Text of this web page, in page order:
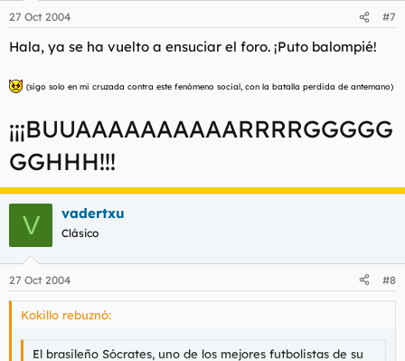
27 Oct 2004 #7
Hala, ya se ha vuelto a ensuciar el foro. ¡Puto balompié!
(sigo solo en mi cruzada contra este fenómeno social, con la batalla perdida de antemano)
¡¡¡BUUAAAAAAAAAARRRRGGGGG
GGHHH!!!
V vadertxu
Clásico
27 Oct 2004 #8
Kokillo rebuznó:
El brasileño Sócrates, uno de los mejores futbolistas de su